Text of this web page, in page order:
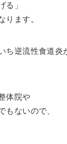
る」
ります。
ち逆流性食道炎
体院や
もないので、